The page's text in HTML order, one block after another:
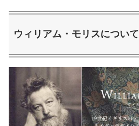
ウィリアム・モリスについて